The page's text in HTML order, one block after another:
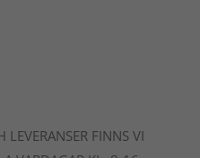
LEVERANSER FINNS VI